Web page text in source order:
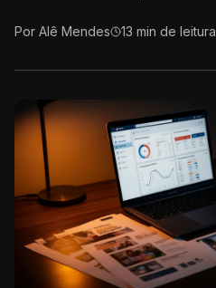
Por Alê Mendes 13 min de leitura